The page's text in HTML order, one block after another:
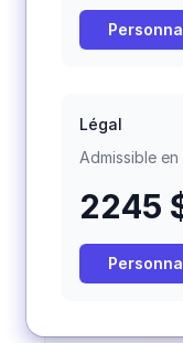
Légal
Admissible
2245